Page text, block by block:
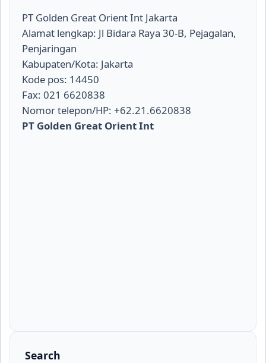
PT Golden Great Orient Int Jakarta
Alamat lengkap: Jl Bidara Raya 30-B, Pejagalan,
Penjaringan
Kabupaten/Kota: Jakarta
Kode pos: 14450
Fax: 021 6620838
Nomor telepon/HP: +62.21.6620838
PT Golden Great Orient Int
Search